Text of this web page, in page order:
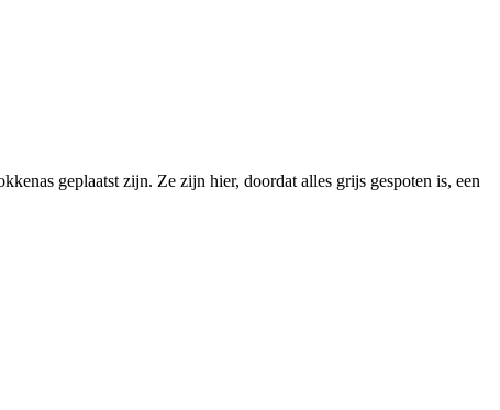
geplaatst zijn. Ze zijn hier, doordat alles grijs gespoten is, een